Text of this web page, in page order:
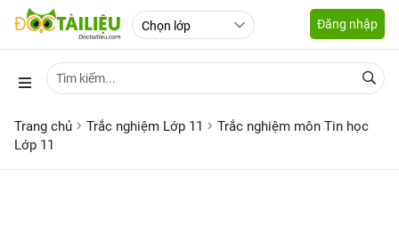
Đăng nhập
Trang chủ Trắc nghiệm Lớp 11
Trắc nghiệm môn Tin học
Lớp 11